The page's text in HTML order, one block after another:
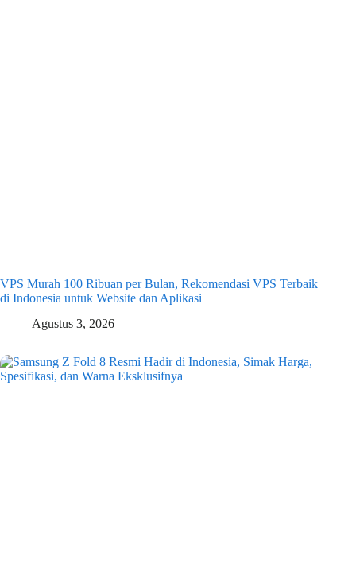
VPS Murah 100 Ribuan per Bulan, Rekomendasi VPS Terbaik
di Indonesia untuk Website dan Aplikasi
Agustus 3, 2026